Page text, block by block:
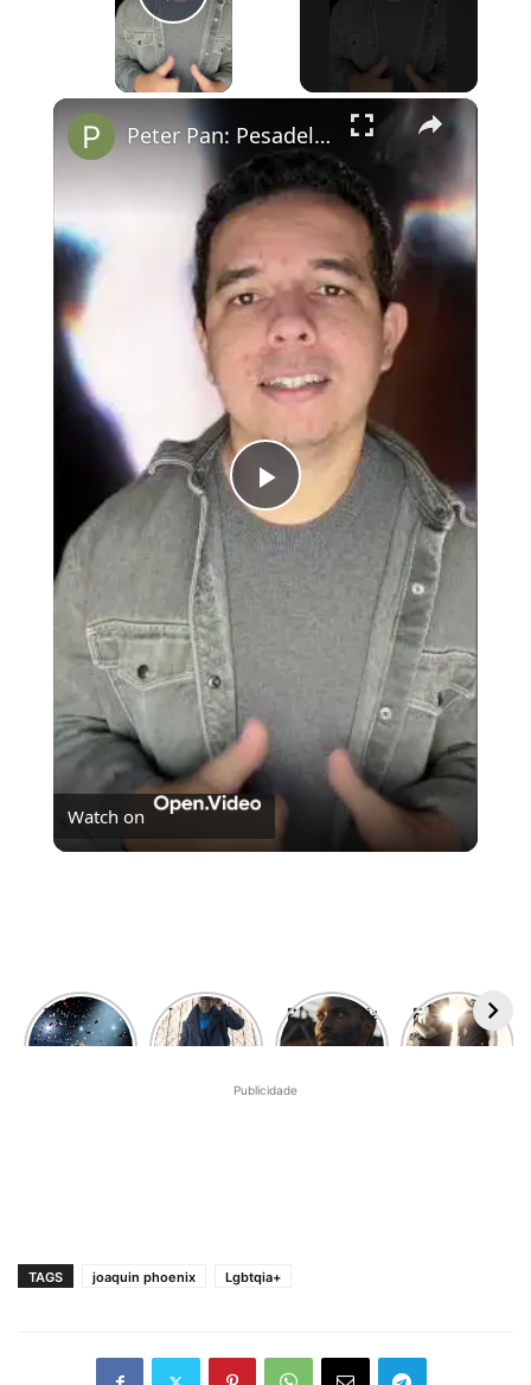
Play Video
×
Play
Video
Peter Pan: Pesadelo na Terra do Nunca está disponível no Prime Video.
Watch on
The Boys
está de
7 filmes e
séries que
Resistência
– A
do gênero
Entenda as
polêmicas
Publicidade
TAGS joaquin phoenix Lgbtqia+